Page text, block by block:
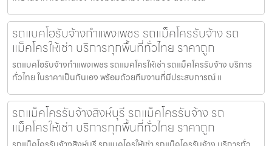
รถแบคโฮรับจ้างกำแพงเพชร รถแม็คโครรับจ้าง รถ
แม็คโครให้เช่า บริการทุกพื้นที่ทั่วไทย ราคาถูก
รถแบคโฮรับจ้างกำแพงเพชร รถแมคโครให้เช่า รถแม็คโครรับจ้าง บริการ
ทั่วไทย ในราคาเป็นกันเอง พร้อมด้วยทีมงานที่มีประสบการณ์ แ
รถแม็คโครรับจ้างสิงห์บุรี รถแม็คโครรับจ้าง รถ
แม็คโครให้เช่า บริการทุกพื้นที่ทั่วไทย ราคาถูก